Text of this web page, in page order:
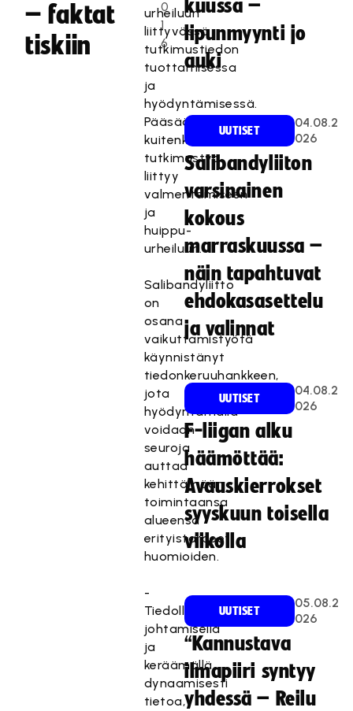
– faktat
tiskiin
0
1
6
urheiluun
liittyvässä
tutkimustiedon
tuottamisessa
ja
hyödyntämisessä.
Pääsääntöisesti
kuitenkin
tutkimustyö
liittyy
valmentamiseen
ja
huippu-
urheiluun.
Salibandyliitto
on
osana
vaikuttamistyötä
käynnistänyt
tiedonkeruuhankkeen,
jota
hyödyntämällä
voidaan
seuroja
auttaa
kehittämään
toimintaansa
alueensa
erityistarpeet
huomioiden.
-
Tiedolla
johtamisella
ja
keräämällä
dynaamisesti
tietoa,
kuussa –
lipunmyynti jo
auki
UUTISET
04.08.2
026
Salibandyliiton
varsinainen
kokous
marraskuussa –
näin tapahtuvat
ehdokasasettelu
ja valinnat
UUTISET
04.08.2
026
F-liigan alku
häämöttää:
Avauskierrokset
syyskuun toisella
viikolla
UUTISET
05.08.2
026
“Kannustava
ilmapiiri syntyy
yhdessä – Reilu